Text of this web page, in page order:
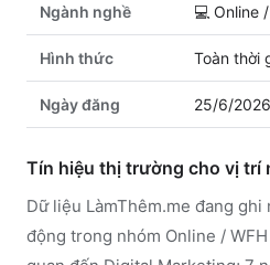
Ngành nghề 💻 Online
Hình thức Toàn thời
Ngày đăng 25/6/2026
Tín hiệu thị trường cho vị trí
Dữ liệu LàmThêm.me đang
động trong nhóm Online /